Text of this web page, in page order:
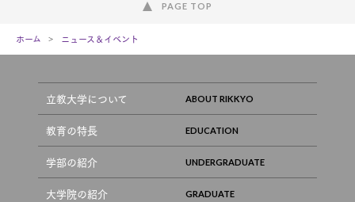
PAGE TOP
ホーム ニュース＆イベント
立教大学について
教育の特長
学部の紹介
大学院の紹介